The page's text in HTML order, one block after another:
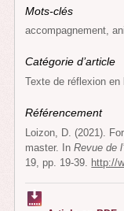
Mots-clés
accompagnement,
Catégorie d’article
Texte de réflexion
Référencement
Loizon, D. (2021).
master. InRevue de
19, pp. 19-39. http://